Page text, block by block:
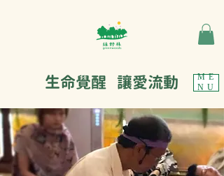
ME
NU
生命覺醒 讓愛流動